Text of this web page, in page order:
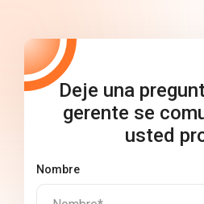
Deje una
gerente se
usted
Nombre